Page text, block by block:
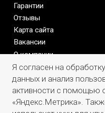
Я согласен на
данных и анализ
активности с помощью
«Яндекс.Метрика».